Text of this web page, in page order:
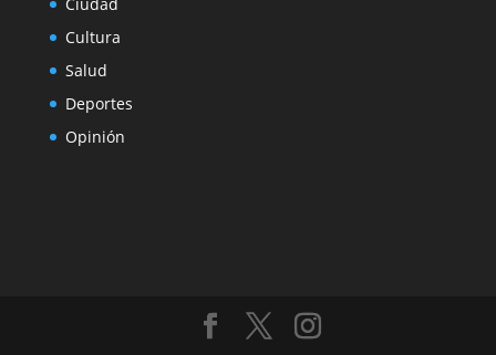
Ciudad
Cultura
Salud
Deportes
Opinión